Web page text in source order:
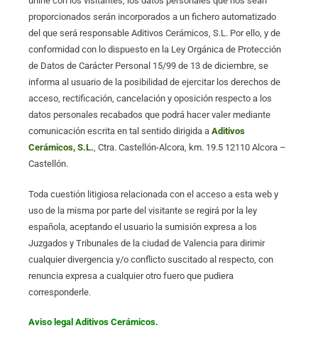
proporcionados serán incorporados a un fichero automatizado
del que será responsable Aditivos Cerámicos, S.L. Por ello, y de
conformidad con lo dispuesto en la Ley Orgánica de Protección
de Datos de Carácter Personal 15/99 de 13 de diciembre, se
informa al usuario de la posibilidad de ejercitar los derechos de
acceso, rectificación, cancelación y oposición respecto a los
datos personales recabados que podrá hacer valer mediante
comunicación escrita en tal sentido dirigida a Aditivos
Cerámicos, S.L., Ctra. Castellón-Alcora, km. 19.5 12110 Alcora –
Castellón.
Toda cuestión litigiosa relacionada con el acceso a esta web y
uso de la misma por parte del visitante se regirá por la ley
española, aceptando el usuario la sumisión expresa a los
Juzgados y Tribunales de la ciudad de Valencia para dirimir
cualquier divergencia y/o conflicto suscitado al respecto, con
renuncia expresa a cualquier otro fuero que pudiera
corresponderle.
Aviso legal Aditivos Cerámicos.